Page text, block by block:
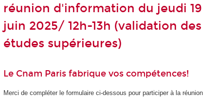
réunion d'information du jeudi 19
juin 2025/ 12h-13h (validation des
études supérieures)
Le Cnam Paris fabrique vos compétences!
Merci de compléter le formulaire ci-dessous pour participer à la réunion